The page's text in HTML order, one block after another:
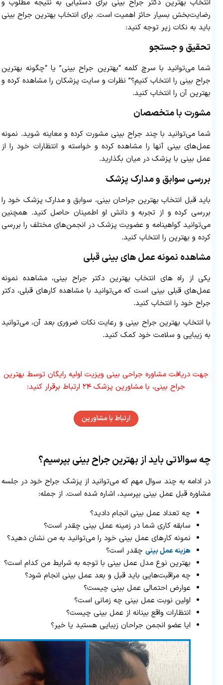
انتخاب بهترین دکتر جراح بینی برای دستیابی به نتیجه مطلوب و
رضایت‌بخش بسیار حائز اهمیت است. برای انتخاب بهترین جراح بینی
باید به نکات زیر توجه کنید:
تحقیق و جستجو
شما می‌توانید با سرچ کلمه “بهترین جراح بینی” یا “چگونه بهترین
جراح بینی را انتخاب کنیم؟” نظرات و سایت پزشکان را مشاهده کرده و
بهترین آن را انتخاب کنید.
مشورت با متخصصان
شما می‌توانید با چند جراح بینی مشورت کرده و معاینه شوید. نمونه
عمل‌های بینی آنها را مشاهده کرده و خواسته و انتظارات خود را از
عمل بینی با پزشک در میان بگذارید.
بررسی سوابق و مدارک پزشک
باید قبل انتخاب بهترین جراحان بینی، سوابق و مدارک پزشک خود را
بررسی کرده و از تجربه و دانش او اطمینان حاصل کنید. همچنین
می‌توانید گواهینامه و عضویت پزشک در انجمن‌های مختلف را بررسی
کرده و بهترین را انتخاب کنید.
مشاهده نمونه عمل های بینی قبلی
یکی از راه های انتخاب بهترین دکتر جراح بینی، مشاهده نمونه
عمل‌های قبلی بینی است که می‌توانید با مشاهده کارهای قبلی، دکتر
جراح خود را انتخاب کنید.
با انتخاب بهترین جراح بینی و رعایت نکات ضروری بعد آن، می‌توانید
به زیبایی و سلامت خود کمک کنید.
جهت دریافت مشاوره جراحی بینی ویزیت اولیه رایگان توسط بهترین
جراح بینی، با مشاورین پزشک ۲۴ ارتباط برقرار کنید:
ارتباط با مشاورین
چه سوالاتی باید از بهترین جراح بینی بپرسیم؟
در ادامه به چند سوال مهم که می‌توانید از پزشک جراح خود در جلسه
مشاوره قبل عمل بینی بپرسید، اشاره شده است. از جمله:
چه تعداد عمل بینی انجام دادید؟
سابقه کاری شما در زمینه عمل بینی چقدر است؟
نمونه کارهای عمل بینی خود را می‌توانید به من نشان دهید؟
هزینه عمل بینی چقدر است؟
بهترین نوع مدل عمل بینی با توجه به شرایط من کدام است؟
چه مراقبت‌هایی باید قبل و بعد عمل بینی انجام شود؟
عوارض احتمالی عمل بینی چیست؟
اولین نوبت عمل بینی چه زمانی است؟
انتظارات واقع بینانه از عمل بینی چیست؟
ایا عضو انجمن جراحان زیبایی هستید یا خیر؟